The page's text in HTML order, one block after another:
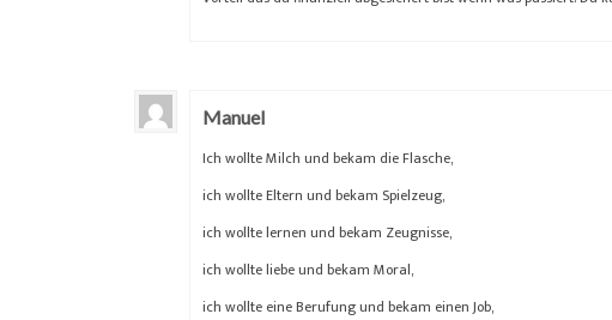
Manuel
Ich wollte Milch und bekam die Flasche,
ich wollte Eltern und bekam Spielzeug,
ich wollte lernen und bekam Zeugnisse,
ich wollte liebe und bekam Moral,
ich wollte eine Berufung und bekam einen Job,